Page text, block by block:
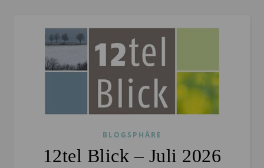
BLOGSPHÄRE
12tel Blick – Juli 2026